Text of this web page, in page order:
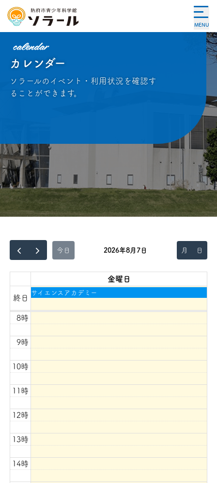
MENU
calendar
カレンダー
ソラールのイベント・利用状況を確認す
ることができます。
今日 2026年8月7日 月 日
金曜日
終日
サイエンスアカデミー
8時
9時
10時
11時
12時
13時
14時